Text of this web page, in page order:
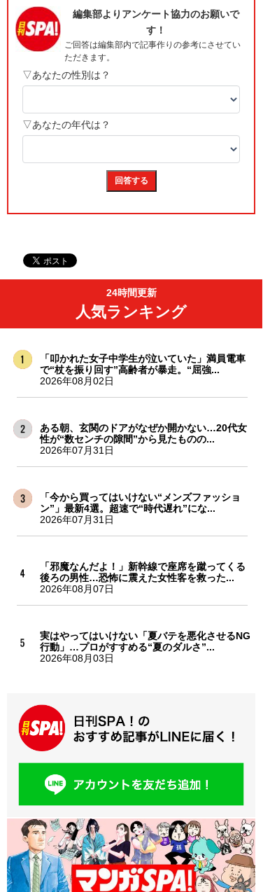
24時間更新
人気ランキング
「叩かれた女子中学生が泣いていた」満員電車
で“杖を振り回す”高齢者が暴走。“屈強...
2026年08月02日
ある朝、玄関のドアがなぜか開かない…20代女
性が“数センチの隙間”から見たものの...
2026年07月31日
「今から買ってはいけない“メンズファッショ
ン”」最新4選。超速で“時代遅れ”にな...
2026年07月31日
「邪魔なんだよ！」新幹線で座席を蹴ってくる
後ろの男性…恐怖に震えた女性客を救った...
2026年08月07日
実はやってはいけない「夏バテを悪化させるNG
行動」…プロがすすめる“夏のダルさ”...
2026年08月03日